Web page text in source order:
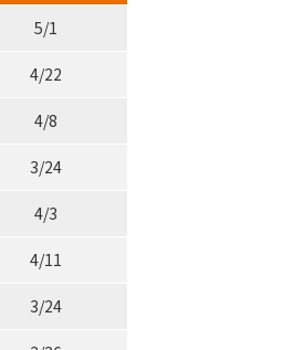
5/1
4/22
4/8
3/24
4/3
4/11
3/24